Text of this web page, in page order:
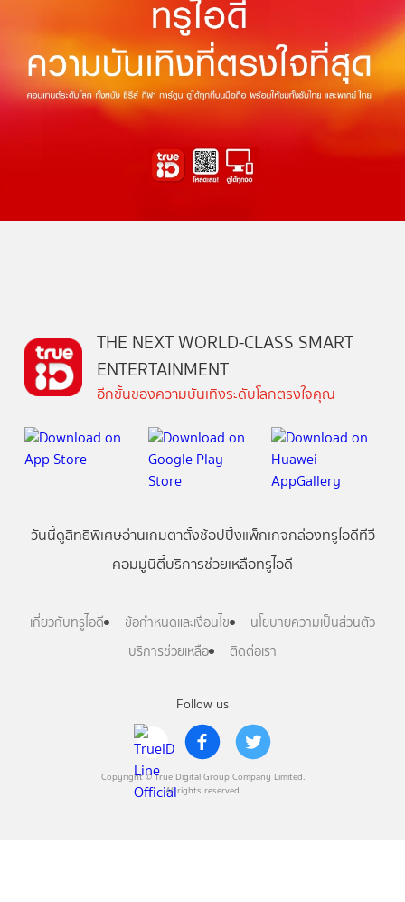
Follow us
Copyright © True Digital Group Company Limited.
All rights reserved
THE NEXT WORLD-CLASS SMART
ENTERTAINMENT
อีกขั้นของความบันเทิงระดับโลกตรงใจคุณ
วันนี้ดูสิทธิพิเศษอ่านเกมตาตั้งช้อปปิ้งแพ็กเกจกล่องทรูไอดีทีวี
คอมมูนิตี้บริการช่วยเหลือทรูไอดี
เกี่ยวกับทรูไอดี ข้อกำหนดและเงื่อนไข
นโยบายความเป็นส่วนตัว
บริการช่วยเหลือ
ติดต่อเรา